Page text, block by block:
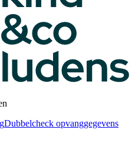
Dubbelcheck opvanggegevens